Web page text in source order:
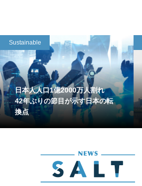
Sustainable
日本人人口1億2000万人割れ
42年ぶりの節目が示す日本の転
換点